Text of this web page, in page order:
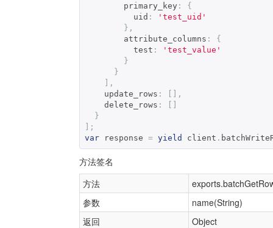
        primary_key
:
{
          uid
:
'test_uid'
},
        attribute_columns
:
{
          test
:
'test_value'
}
}
],
    update_rows
:
[],
    delete_rows
:
}
];
var response = yield client .
方法签名
方法
参数
name(String)
返回
Object